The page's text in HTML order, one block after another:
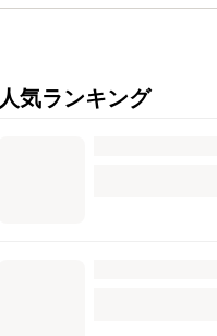
人気ランキング